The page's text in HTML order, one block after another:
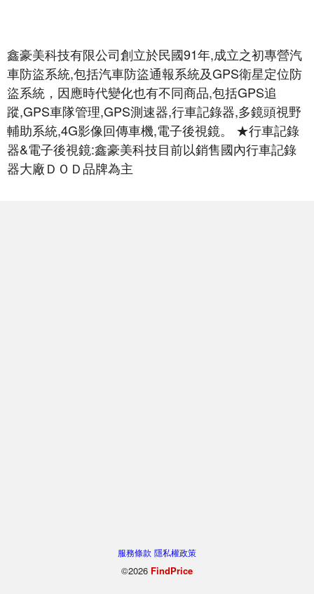
鑫豪美科技有限公司創立於民國91年,成立之初專營汽
車防盜系統,包括汽車防盜通報系統及GPS衛星定位防
盜系統，因應時代變化也有不同商品,包括GPS追
蹤,GPS車隊管理,GPS測速器,行車記錄器,多鏡頭視野
輔助系統,4G影像回傳車機,電子後視鏡。 ★行車記錄
器&電子後視鏡:鑫豪美科技目前以銷售國內行車記錄
器大廠ＤＯＤ品牌為主
服務條款 隱私權政策
©2026 FindPrice